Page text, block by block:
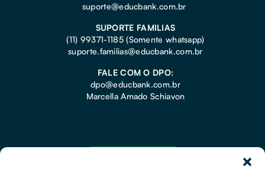
suporte@educbank.com.br
SUPORTE FAMILIAS
(11) 99371-1185(Somente whatsapp)
suporte.familias@educbank.com.br
FALE COM O DPO:
dpo@educbank.com.br
Marcella Amado Schiavon